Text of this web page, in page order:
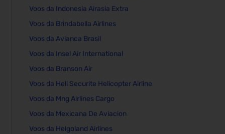
Voos da Indonesia Airasia Extra
Voos da Brindabella Airlines
Voos da Avianca Brasil
Voos da Insel Air International
Voos da Branson Air
Voos da Heli Securite Helicopter Airline
Voos da Mng Airlines Cargo
Voos da Mexicana De Aviacion
Voos da Helgoland Airlines